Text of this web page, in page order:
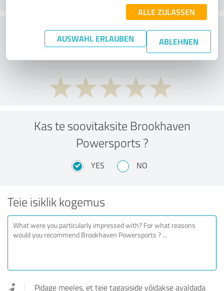
ALLE ZULASSEN
AUSWAHL ERLAUBEN ABLEHNEN
What do you think of the price to
performance ratio?
Kas te soovitaksite Brookhaven
Powersports ?
YES NO
Teie isiklik kogemus
Pidage meeles, et teie tagasiside võidakse avaldada